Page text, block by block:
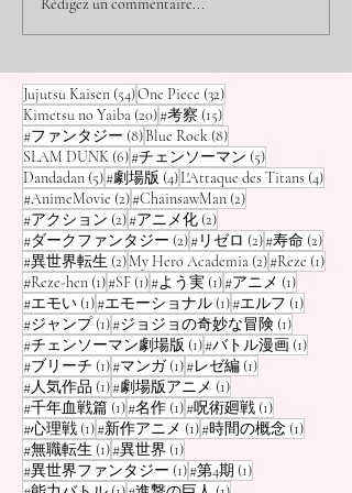
instants éphémères
Jujutsu Kaisen (54)54 posts
One Piece (32)32 posts
Kimetsu no Yaiba (20)20 posts
#考察 (15)15 posts
#ファンタジー (8)8 posts
Blue Rock (8)8 posts
SLAM DUNK (6)6 posts
#チェンソーマン (5)5 posts
Dandadan (5)5 posts
#劇場版 (4)4 posts
L'Attaque des Titans (4)4
#AnimeMovie (2)2 posts
#ChainsawMan (2)2 posts
#アクション (2)2 posts
#アニメ化 (2)2 posts
#ダークファンタジー (2)2 posts
#リゼロ (2)2 posts
#寿命 (2)2
#異世界転生 (2)2 posts
My Hero Academia (2)2 posts
#Reze (1)1 post
#Reze-hen (1)1 post
#SF (1)1 post
#よう実 (1)1 post
#アニメ (1)1 post
#エモい (1)1 post
#エモーショナル (1)1 post
#エルフ (1)1 post
#ジャンプ (1)1 post
#ジョジョの奇妙な冒険 (1)1 post
#チェンソーマン劇場版 (1)1 post
#バトル漫画 (1)1 post
#ブリーチ (1)1 post
#マンガ (1)1 post
#レゼ編 (1)1 post
#人気作品 (1)1 post
#劇場版アニメ (1)1 post
#千年血戦篇 (1)1 post
#名作 (1)1 post
#呪術廻戦 (1)1 post
#心理戦 (1)1 post
#新作アニメ (1)1 post
#時間の概念 (1)1 post
#無職転生 (1)1 post
#異世界 (1)1 post
#異世界ファンタジー (1)1 post
#第4期 (1)1 post